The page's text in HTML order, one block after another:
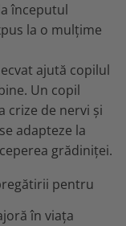
începutul
la o mulțime
ajută copilul
Un copil
crize de nervi și
adapteze la
grădiniței.
pentru
în viața